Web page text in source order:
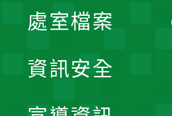
處室檔案
資訊安全